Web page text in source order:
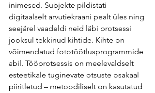
inimesed. Subjekte pildistati
digitaalselt arvutiekraani pealt üles ning
seejärel vaadeldi neid läbi protsessi
jooksul tekkinud kihtide. Kihte on
võimendatud fototöötlusprogrammide
abil. Tööprotsessis on meelevaldselt
esteetikale tuginevate otsuste osakaal
piiritletud – metoodiliselt on kasutatud